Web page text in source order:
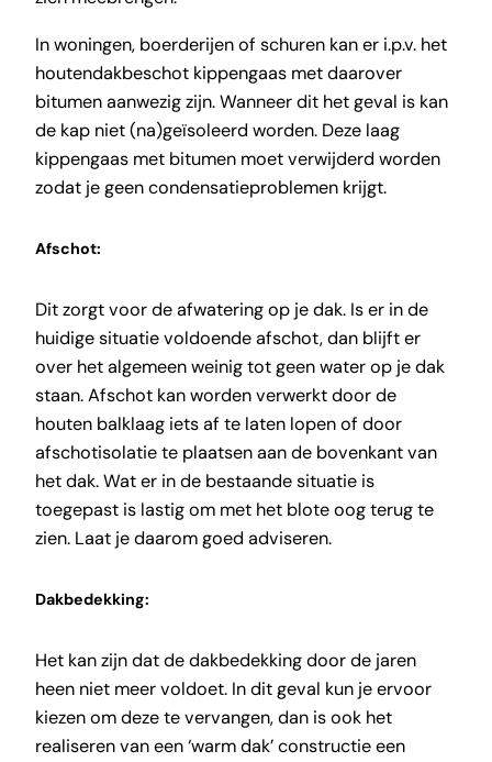
In woningen, boerderijen of schuren kan er i.p.v. het
houtendakbeschot kippengaas met daarover
bitumen aanwezig zijn. Wanneer dit het geval is kan
de kap niet (na)geïsoleerd worden. Deze laag
kippengaas met bitumen moet verwijderd worden
zodat je geen condensatieproblemen krijgt.
Afschot:
Dit zorgt voor de afwatering op je dak. Is er in de
huidige situatie voldoende afschot, dan blijft er
over het algemeen weinig tot geen water op je dak
staan. Afschot kan worden verwerkt door de
houten balklaag iets af te laten lopen of door
afschotisolatie te plaatsen aan de bovenkant van
het dak. Wat er in de bestaande situatie is
toegepast is lastig om met het blote oog terug te
zien. Laat je daarom goed adviseren.
Dakbedekking:
Het kan zijn dat de dakbedekking door de jaren
heen niet meer voldoet. In dit geval kun je ervoor
kiezen om deze te vervangen, dan is ook het
realiseren van een ‘warm dak’ constructie een